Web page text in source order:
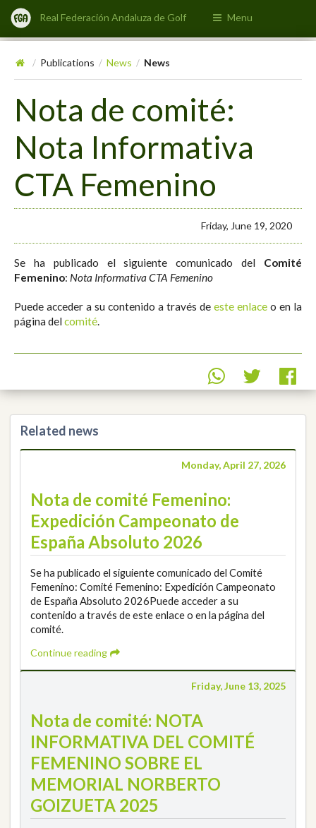
Real Federación Andaluza de Golf Menu
/ Publications / News / News
Nota de comité:
Nota Informativa
CTA Femenino
Friday, June 19, 2020
Se ha publicado el siguiente comunicado del Comité
Femenino: Nota Informativa CTA Femenino
Puede acceder a su contenido a través de este enlace o en la
página delcomité
Related news
Monday, April 27, 2026
Nota de comité Femenino:
Expedición Campeonato de
España Absoluto 2026
Se ha publicado el siguiente comunicado del Comité
Femenino: Comité Femenino: Expedición Campeonato
de España Absoluto 2026Puede acceder a su
contenido a través de este enlace o en la página del
comité.
Continue reading
Friday, June 13, 2025
Nota de comité: NOTA
INFORMATIVA DEL COMITÉ
FEMENINO SOBRE EL
MEMORIAL NORBERTO
GOIZUETA 2025